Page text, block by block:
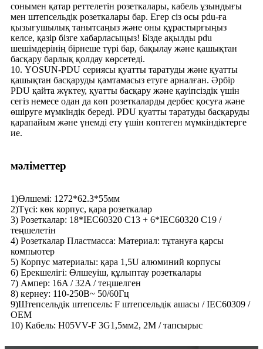
сонымен қатар реттелетін розеткалары, кабель ұзындығы
мен штепсельдік розеткалары бар. Егер сіз осы pdu-ға
қызығушылық танытсаңыз және оны құрастырғыңыз
келсе, қазір бізге хабарласыңыз! Бізде ақылды pdu
шешімдерінің бірнеше түрі бар, бақылау және қашықтан
басқару барлық қолдау көрсетеді.
10. YOSUN-PDU сериясы қуатты таратуды және қуатты
қашықтан басқаруды қамтамасыз етуге арналған. Әрбір
PDU қайта жүктеу, қуатты басқару және қауіпсіздік үшін
сегіз немесе одан да көп розеткаларды дербес қосуға және
өшіруге мүмкіндік береді. PDU қуатты таратуды басқаруды
қарапайым және үнемді ету үшін көптеген мүмкіндіктерге
ие.
мәліметтер
1)Өлшемі: 1272*62.3*55мм
2)Түсі: көк корпус, қара розеткалар
3) Розеткалар: 18*IEC60320 C13 + 6*IEC60320 C19 /
теңшелетін
4) Розеткалар Пластмасса: Материал: тұтануға қарсы
компьютер
5) Корпус материалы: қара 1,5U алюминий корпусы
6) Ерекшелігі: Өлшеуіш, құлыптау розеткалары
7) Ампер: 16A / 32A / теңшелген
8) кернеу: 110-250В~ 50/60Гц
9)Штепсельдік штепсель: F штепсельдік ашасы / IEC60309 /
OEM
10) Кабель: H05VV-F 3G1,5мм2, 2М / тапсырыс